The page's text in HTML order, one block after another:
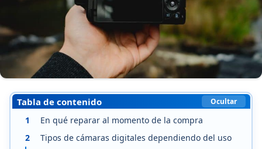
Tabla de contenido Ocultar
1
En qué reparar al momento de la compra
2
Tipos de cámaras digitales dependiendo del uso